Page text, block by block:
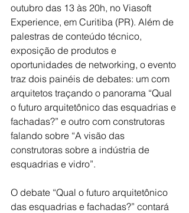
outubro das 13 às 20h, no Viasoft
Experience, em Curitiba (PR). Além de
palestras de conteúdo técnico,
exposição de produtos e
oportunidades de networking, o evento
traz dois painéis de debates: um com
arquitetos traçando o panorama “Qual
o futuro arquitetônico das esquadrias e
fachadas?” e outro com construtoras
falando sobre “A visão das
construtoras sobre a indústria de
esquadrias e vidro”.
O debate “Qual o futuro arquitetônico
das esquadrias e fachadas?” contará